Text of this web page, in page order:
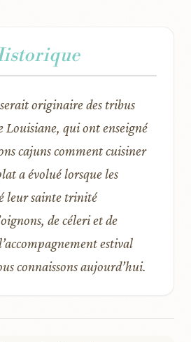
originaire des tribus
Louisiane, qui ont enseigné
cajuns comment cuisiner
a évolué lorsque les
leur sainte trinité
de céleri et de
estival
connaissons aujourd’hui.